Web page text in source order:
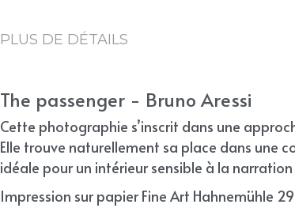
PLUS DE DÉTAILS
The passenger - Bruno Aressi
Cette photographie s’inscrit dans une
Elle trouve naturellement sa place dans une
idéale pour un intérieur sensible à la
Impression sur papier Fine Art Hahnemühle